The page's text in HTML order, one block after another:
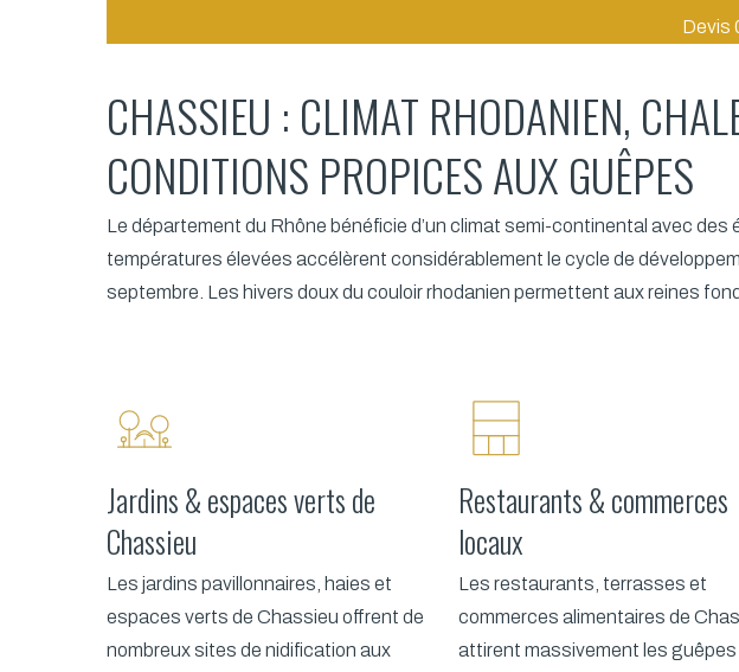
Devis
CHASSIEU : CLIMAT RHODANIEN,
CONDITIONS PROPICES AUX GUÊPES
Le département du Rhône bénéficie d’un climat semi-continental avec
températures élevées accélèrent considérablement le cycle de
septembre. Les hivers doux du couloir rhodanien permettent aux reines
Jardins & espaces verts de
Chassieu
Les jardins pavillonnaires, haies et
espaces verts de Chassieu offrent de
nombreux sites de nidification aux
Restaurants & commerces
locaux
Les restaurants, terrasses et
commerces alimentaires de
attirent massivement les guêpes